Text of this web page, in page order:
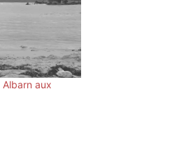
Albarn aux